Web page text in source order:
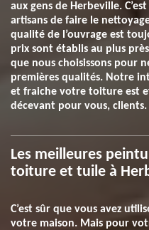
aux gens de Herbeville.
artisans de faire le
qualité de l’ouvrage est
prix sont établis au plus
que nous choisissons pour
premières qualités. Notre
et fraiche votre toiture est
décevant pour vous, clients.
Les meilleures
toiture et tuile à
C’est sûr que vous avez
votre maison. Mais pour